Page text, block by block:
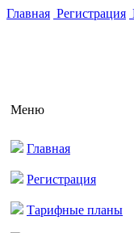
Главная Регистрация
Меню
Главная
Регистрация
Тарифные планы